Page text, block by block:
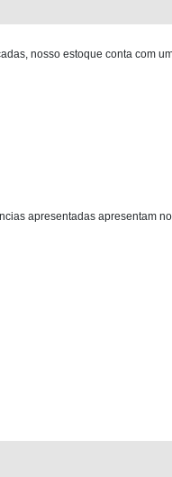
nosso estoque conta com
apresentadas apresentam